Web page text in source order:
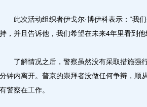
此次活动组织者伊戈尔·博伊科表示：“我们
持，并且告诉他，我们希望在未来4年里看到他
了解情况之后，警察虽然没有采取措施强行
分钟内离开。普京的崇拜者没做任何争辩，顺
有警察在工作。